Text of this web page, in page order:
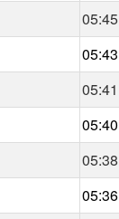
05:45
05:43
05:41
05:40
05:38
05:36